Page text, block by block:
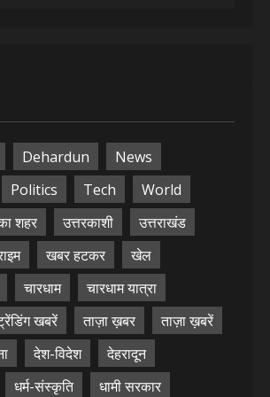
Dehardun
News
Politics Tech
World
शहर उत्तरकाशी
उत्तराखंड
खबर हटकर
खेल
चारधाम
चारधाम यात्रा
खबरें ताज़ा ख़बर
ताज़ा ख़बरें
देश-विदेश
देहरादून
धर्म-संस्कृति
धामी सरकार